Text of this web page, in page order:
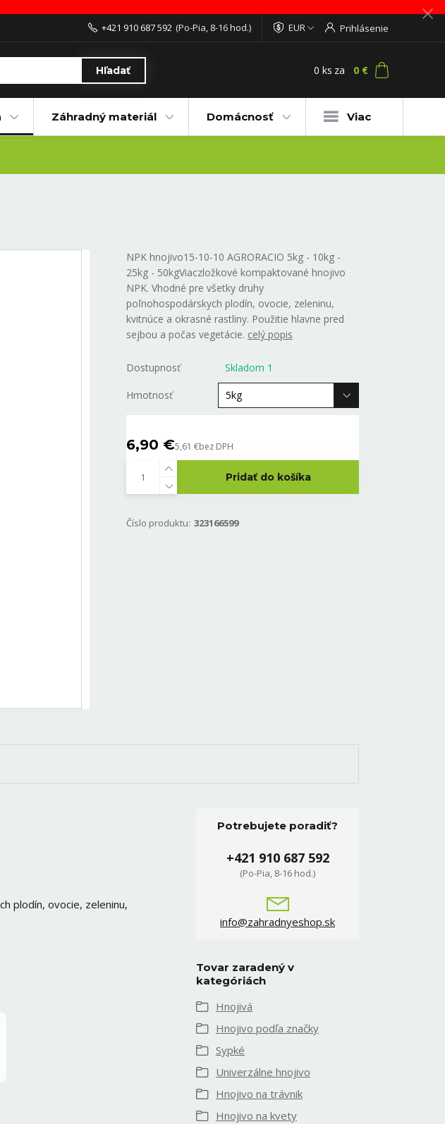
EUR Prihlásenie
Hľadať
+421 910 687 592 (Po-Pia, 8-16 hod.)
0 ks za 0 €
Záhradný materiál Domácnosť Viac
NPK hnojivo15-10-10 AGRORACIO 5kg - 10kg -
25kg - 50kgViaczložkové kompaktované hnojivo
NPK. Vhodné pre všetky druhy
poľnohospodárskych plodín, ovocie, zeleninu,
kvitnúce a okrasné rastliny. Použitie hlavne pred
sejbou a počas vegetácie. celý popis
Dostupnosť Skladom 1
Hmotnosť
6,90 €5,61 €bez DPH
Pridať do košíka
Číslo produktu: 323166599
plodín, ovocie, zeleninu,
Potrebujete poradiť?
+421 910 687 592
(Po-Pia, 8-16 hod.)
info@zahradnyeshop.sk
Tovar zaradený v
kategóriách
Hnojivá
Hnojivo podľa značky
Sypké
Univerzálne hnojivo
Hnojivo na trávnik
Hnojivo na kvety